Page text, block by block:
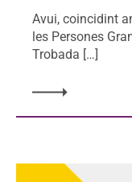
Avui, coincidint
les Persones
Trobada […]